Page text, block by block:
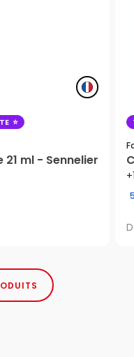
ml - Sennelier